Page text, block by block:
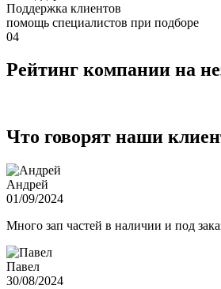
Поддержка клиентов
помощь специалистов при подборе
04
Рейтинг компании на
Что говорят наши
Андрей
01/09/2024
Много зап частей в наличии и под
Павел
30/08/2024